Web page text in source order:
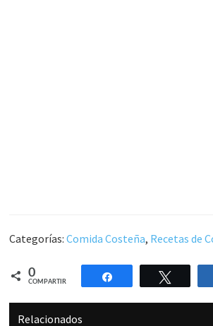
Categorías:Comida Costeña, Recetas de
0
COMPARTIR
Compartir
Relacionados